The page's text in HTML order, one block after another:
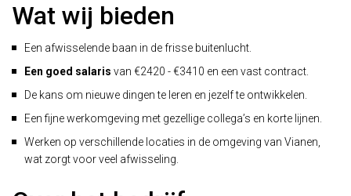
Wat wij bieden
Een afwisselende baan in de frisse buitenlucht.
Een goed salaris van €2420 - €3410 en een vast contract.
De kans om nieuwe dingen te leren en jezelf te ontwikkelen.
Een fijne werkomgeving met gezellige collega’s en korte lijnen.
Werken op verschillende locaties in de omgeving van Vianen,
wat zorgt voor veel afwisseling.